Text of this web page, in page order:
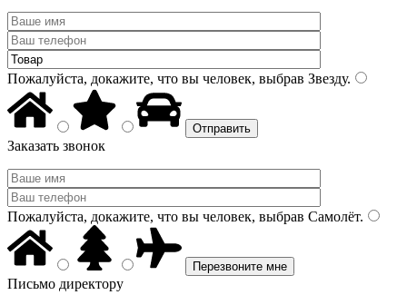
Пожалуйста, докажите, что вы человек, выбрав Звезду.
Заказать звонок
Пожалуйста, докажите, что вы человек, выбрав Самолёт.
Письмо директору